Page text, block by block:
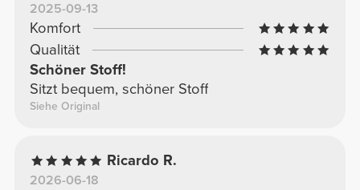
2025-09-13
Komfort
Qualität
Schöner Stoff!
Sitzt bequem, schöner Stoff
Siehe Original
Ricardo R.
2026-06-18